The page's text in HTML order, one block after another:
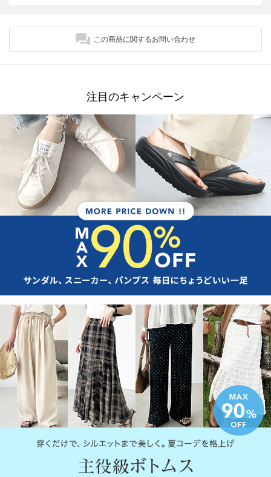
この商品に関するお問い合わせ
注目のキャンペーン